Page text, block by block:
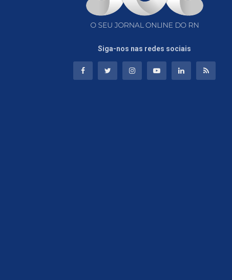
Siga-nos nas redes sociais